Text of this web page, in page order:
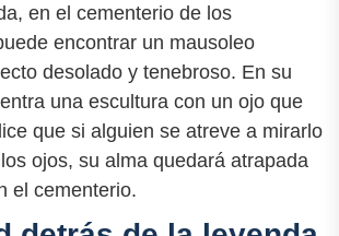
en el cementerio de los
encontrar un mausoleo
desolado y tenebroso. En su
una escultura con un ojo que
que si alguien se atreve a mirarlo
ojos, su alma quedará atrapada
el cementerio.